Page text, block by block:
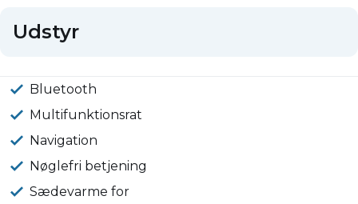
Udstyr
Bluetooth
Multifunktionsrat
Navigation
Nøglefri betjening
Sædevarme for